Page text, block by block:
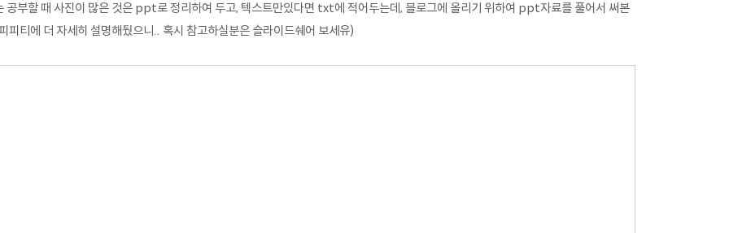
공부할 때 사진이 많은 것은 ppt로 정리하여 두고, 텍스트만있다면 txt에 적어두는데, 블로그에 올리기 위하여 ppt자료를 풀어서 써본
피티에 더 자세히 설명해뒀으니.. 혹시 참고하실분은 슬라이드쉐어 보세유)